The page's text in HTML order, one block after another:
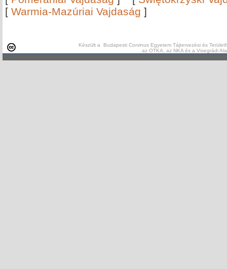
[ Warmia-Mazúriai Vajdaság ]
Készült a Budapesti Corvinus Egyetem Tájtervezési és
az OTKA, az NKA és a Visegrádi